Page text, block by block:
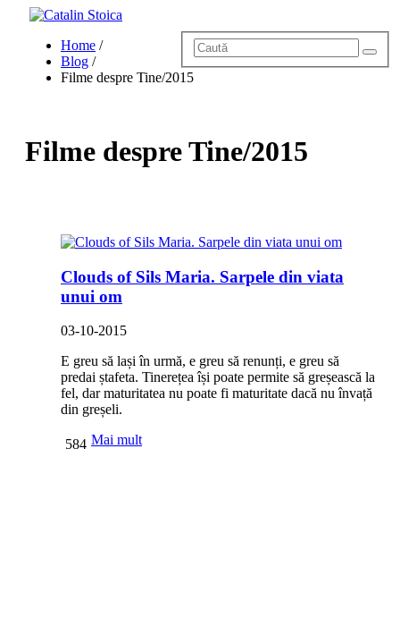
Blog
Povestea lui Cătălin
Servicii
Home /
Blog /
Filme despre Tine/2015
Filme despre Tine/2015
Clouds of Sils Maria. Sarpele din viata
unui om
03-10-2015
E greu să lași în urmă, e greu să renunți, e greu să
predai ștafeta. Tinerețea își poate permite să greșească la
fel, dar maturitatea nu poate fi maturitate dacă nu învață
din greșeli.
Mai mult
584